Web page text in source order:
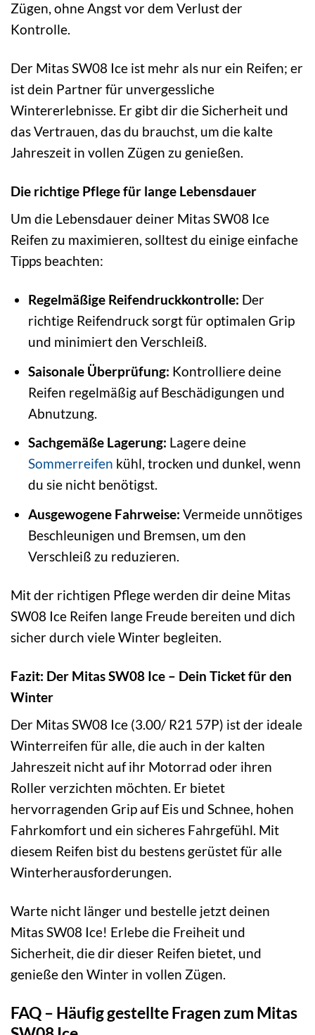
Zügen, ohne Angst vor dem Verlust der
Kontrolle.
Der Mitas SW08 Ice ist mehr als nur ein Reifen; er
ist dein Partner für unvergessliche
Wintererlebnisse. Er gibt dir die Sicherheit und
das Vertrauen, das du brauchst, um die kalte
Jahreszeit in vollen Zügen zu genießen.
Die richtige Pflege für lange Lebensdauer
Um die Lebensdauer deiner Mitas SW08 Ice
Reifen zu maximieren, solltest du einige einfache
Tipps beachten:
Regelmäßige Reifendruckkontrolle: Der
richtige Reifendruck sorgt für optimalen Grip
und minimiert den Verschleiß.
Saisonale Überprüfung: Kontrolliere deine
Reifen regelmäßig auf Beschädigungen und
Abnutzung.
Sachgemäße Lagerung: Lagere deine
Sommerreifen kühl, trocken und dunkel, wenn
du sie nicht benötigst.
Ausgewogene Fahrweise: Vermeide unnötiges
Beschleunigen und Bremsen, um den
Verschleiß zu reduzieren.
Mit der richtigen Pflege werden dir deine Mitas
SW08 Ice Reifen lange Freude bereiten und dich
sicher durch viele Winter begleiten.
Fazit: Der Mitas SW08 Ice – Dein Ticket für den
Winter
Der Mitas SW08 Ice (3.00/ R21 57P) ist der ideale
Winterreifen für alle, die auch in der kalten
Jahreszeit nicht auf ihr Motorrad oder ihren
Roller verzichten möchten. Er bietet
hervorragenden Grip auf Eis und Schnee, hohen
Fahrkomfort und ein sicheres Fahrgefühl. Mit
diesem Reifen bist du bestens gerüstet für alle
Winterherausforderungen.
Warte nicht länger und bestelle jetzt deinen
Mitas SW08 Ice! Erlebe die Freiheit und
Sicherheit, die dir dieser Reifen bietet, und
genieße den Winter in vollen Zügen.
FAQ – Häufig gestellte Fragen zum Mitas